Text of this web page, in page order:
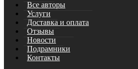
Все авторы
Услуги
Доставка и оплата
Отзывы
Новости
Подрамники
Контакты